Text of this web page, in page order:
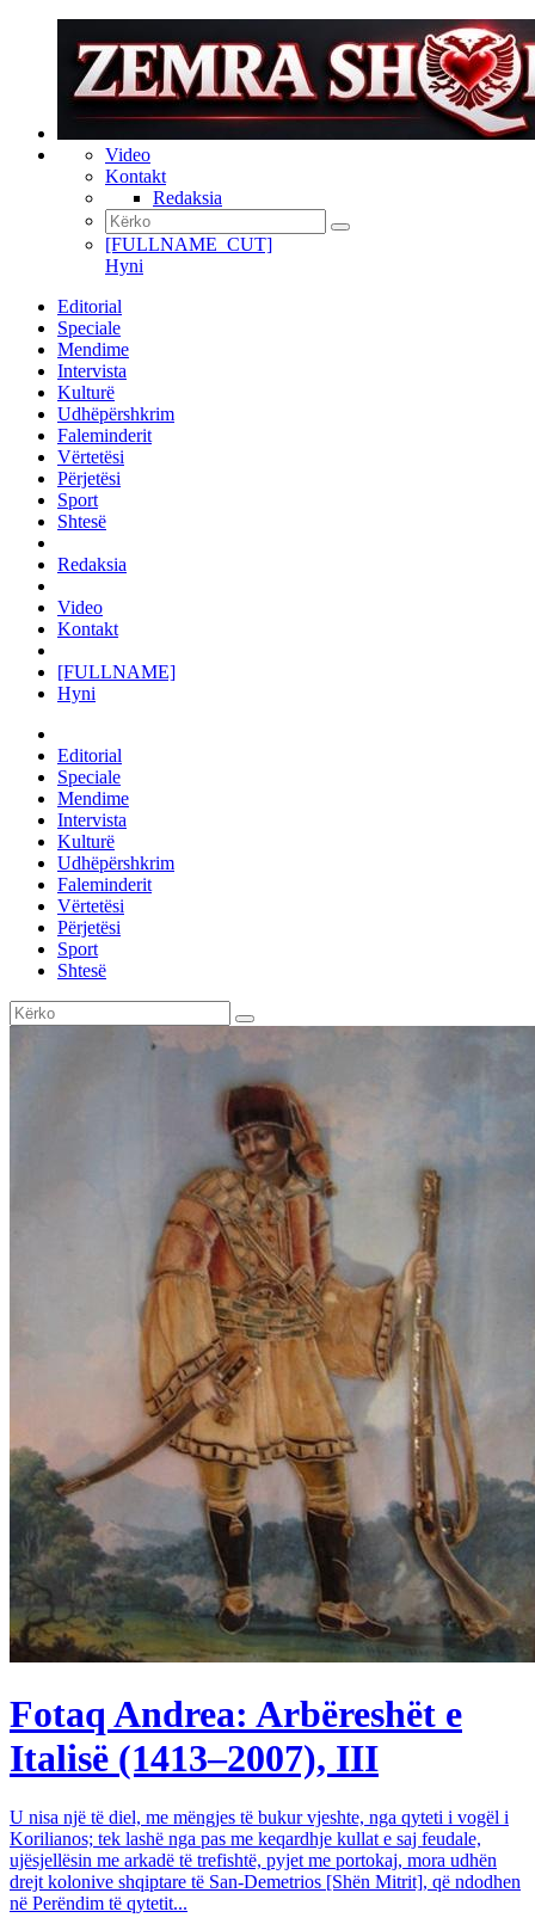
Video
Kontakt
Redaksia
[FULLNAME_CUT]
Hyni
Editorial
Speciale
Mendime
Intervista
Kulturë
Udhëpërshkrim
Faleminderit
Vërtetësi
Përjetësi
Sport
Shtesë
Redaksia
Video
Kontakt
[FULLNAME]
Hyni
Editorial
Speciale
Mendime
Intervista
Kulturë
Udhëpërshkrim
Faleminderit
Vërtetësi
Përjetësi
Sport
Shtesë
Fotaq Andrea: Arbëreshët e
Italisë (1413–2007), III
U nisa një të diel, me mëngjes të bukur vjeshte, nga qyteti i vogël i
Korilianos; tek lashë nga pas me keqardhje kullat e saj feudale,
ujësjellësin me arkadë të trefishtë, pyjet me portokaj, mora udhën
drejt kolonive shqiptare të San-Demetrios [Shën Mitrit], që ndodhen
në Perëndim të qytetit...